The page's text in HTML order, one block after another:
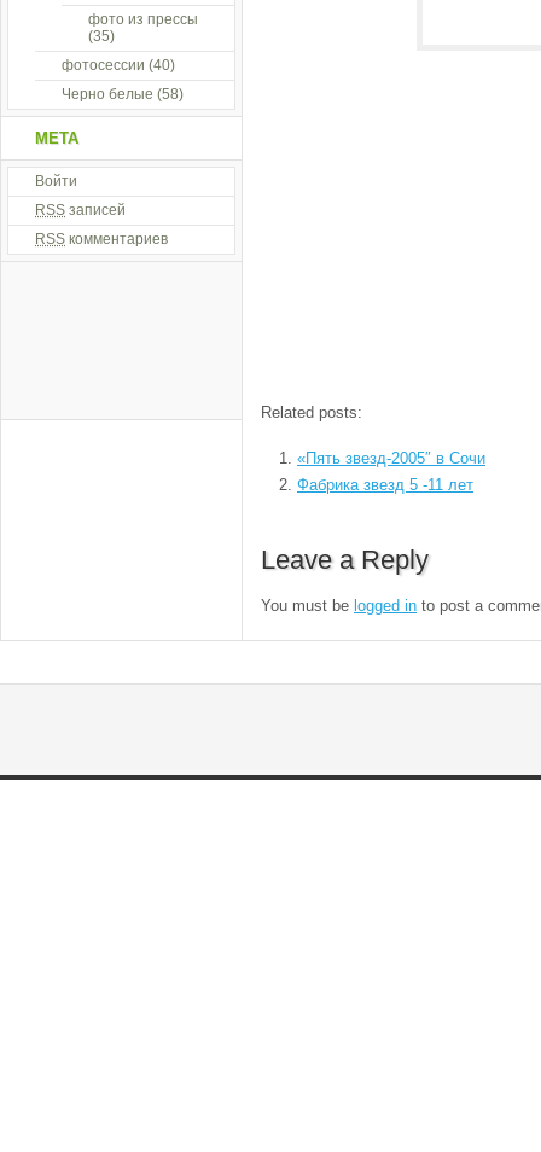
Related posts:
«Пять звезд-2005″ в Сочи
Фабрика звезд 5 -11 лет
Leave a Reply
You must be logged in to post a
фото из прессы
(35)
фотосессии (40)
Черно белые (58)
МЕТА
Войти
RSS записей
RSS комментариев